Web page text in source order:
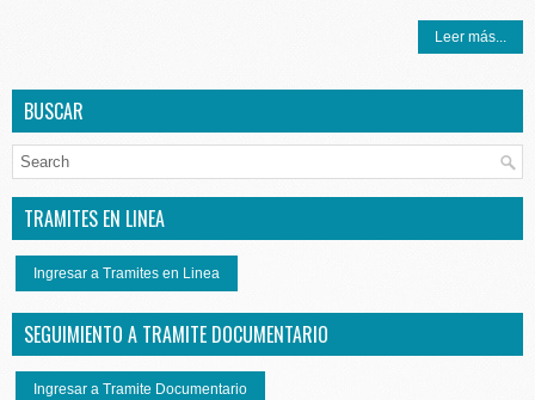
Leer más...
BUSCAR
TRAMITES EN LINEA
Ingresar a Tramites en Linea
SEGUIMIENTO A TRAMITE DOCUMENTARIO
Ingresar a Tramite Documentario